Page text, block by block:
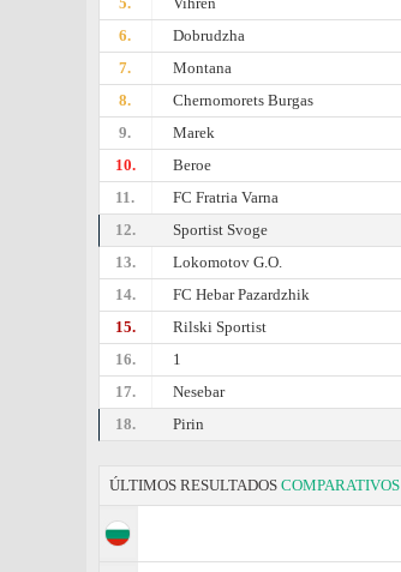
6.
Dobrudzha
7.
Montana
8.
Chernomorets Burgas
9.
Marek
10.
Beroe
11.
FC Fratria Varna
12.
Sportist Svoge
13.
Lokomotov G.O.
14.
FC Hebar Pazardzhik
15.
Rilski Sportist
16.
1
17.
Nesebar
18.
Pirin
ÚLTIMOS RESULTADOS COMPARATIVOS